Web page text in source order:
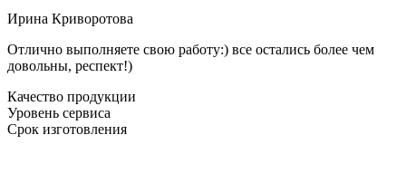
Ирина Криворотова
Отлично выполняете свою работу:) все остались более чем
довольны, респект!)
Качество продукции
Уровень сервиса
Срок изготовления